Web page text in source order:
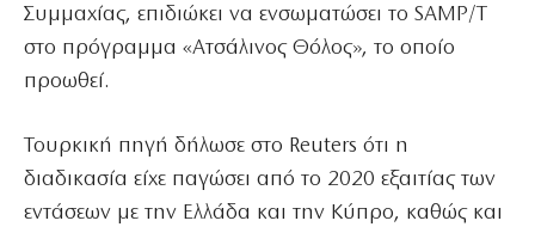
Συμμαχίας, επιδιώκει να ενσωματώσει το SAMP/T
στο πρόγραμμα «Ατσάλινος Θόλος», το οποίο
προωθεί.
Τουρκική πηγή δήλωσε στο Reuters ότι η
διαδικασία είχε παγώσει από το 2020 εξαιτίας των
εντάσεων με την Ελλάδα και την Κύπρο, καθώς και